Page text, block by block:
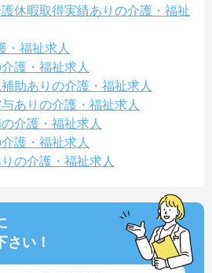
休暇取得実績ありの介護・福祉
・福祉求人
護・福祉求人
助ありの介護・福祉求人
ありの介護・福祉求人
介護・福祉求人
護・福祉求人
の介護・福祉求人
さい！